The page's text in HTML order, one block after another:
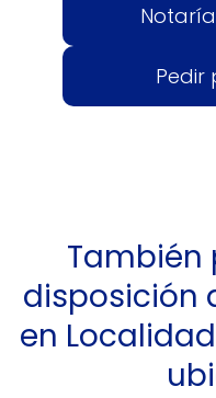
Pedir
También
disposición
en